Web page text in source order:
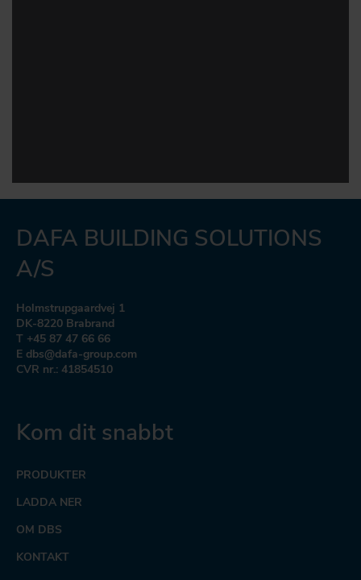
DAFA BUILDING SOLUTIONS
A/S
Holmstrupgaardvej 1
DK-8220 Brabrand
T +45 87 47 66 66
E dbs@dafa-group.com
CVR nr.: 41854510
Kom dit snabbt
PRODUKTER
LADDA NER
OM DBS
KONTAKT